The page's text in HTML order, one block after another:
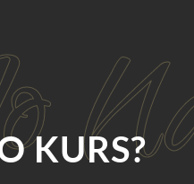
KURS?